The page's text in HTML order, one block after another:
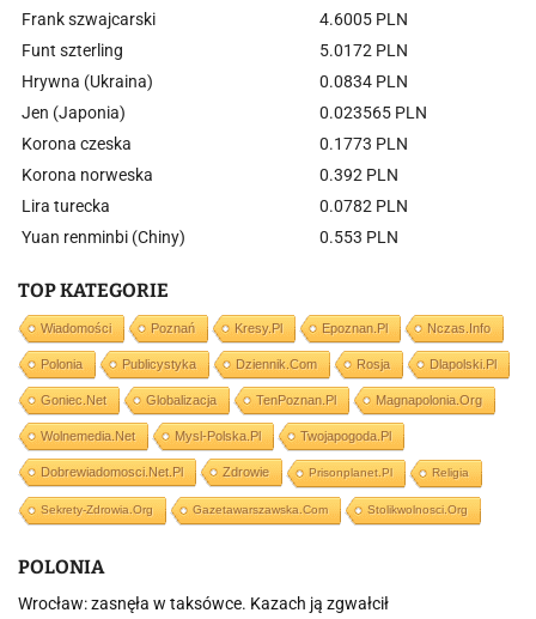
Frank szwajcarski
4.6005 PLN
Funt szterling
5.0172 PLN
Hrywna (Ukraina)
0.0834 PLN
Jen (Japonia)
0.023565 PLN
Korona czeska
0.1773 PLN
Korona norweska
0.392 PLN
Lira turecka
0.0782 PLN
Yuan renminbi (Chiny)
0.553 PLN
TOP KATEGORIE
Wiadomości Poznań Kresy.pl Epoznan.pl Nczas.info
Polonia Publicystyka Dziennik.com Rosja Dlapolski.pl
Goniec.net Globalizacja TenPoznan.pl Magnapolonia.org
Wolnemedia.net Mysl-Polska.pl Twojapogoda.pl
Dobrewiadomosci.net.pl Zdrowie Prisonplanet.pl Religia
Sekrety-Zdrowia.org Gazetawarszawska.com Stolikwolnosci.org
POLONIA
Wrocław: zasnęła w taksówce. Kazach ją zgwałcił